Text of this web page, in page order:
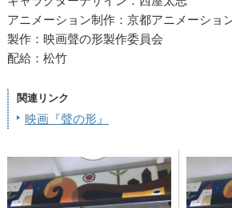
アニメーション制作：京都アニメーショ
製作：映画聲の形製作委員会
配給：松竹
関連リンク
映画『聲の形』